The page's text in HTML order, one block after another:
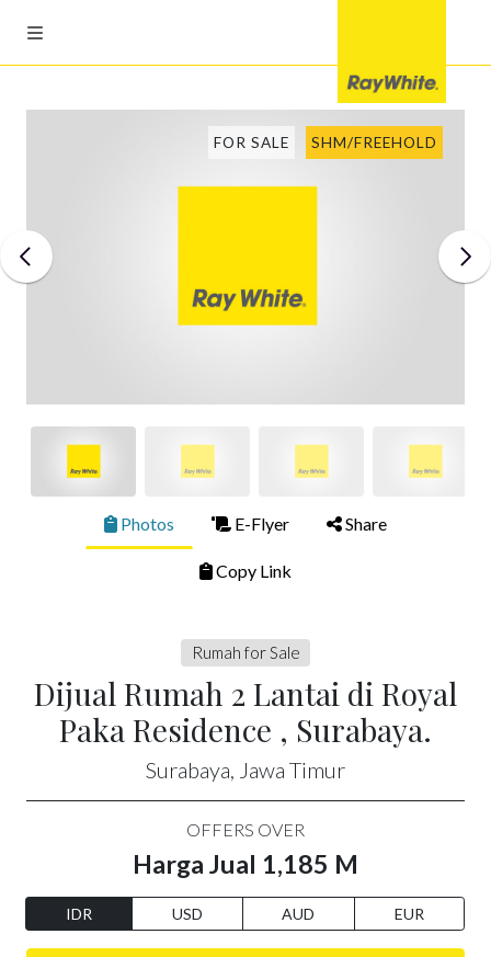
FOR SALE SHM/FREEHOLD
Photos E-Flyer Share
Copy Link
Rumah for Sale
Dijual Rumah 2 Lantai di Royal
Paka Residence , Surabaya.
Surabaya, Jawa Timur
OFFERS OVER
Harga Jual 1,185 M
IDR USD AUD EUR